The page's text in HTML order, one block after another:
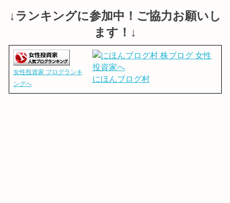
↓ランキングに参加中！ご協力お願いし
ます！↓
女性投資家 ブログランキ
ングへ
にほんブログ村